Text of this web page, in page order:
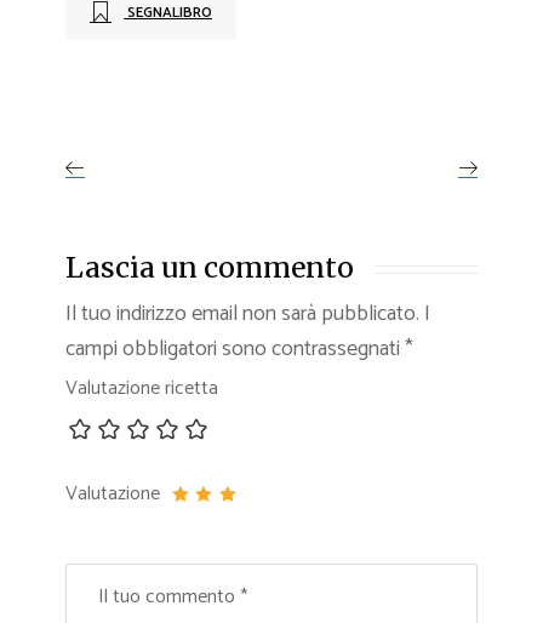
SEGNALIBRO
Lascia un commento
Il tuo indirizzo email non sarà pubblicato. I
campi obbligatori sono contrassegnati*
Valutazione ricetta
Valutazione